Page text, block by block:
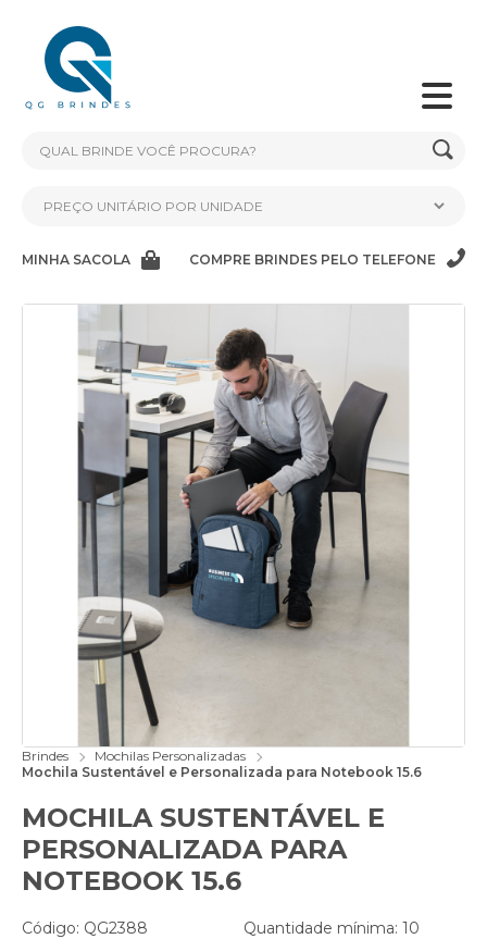
MINHA SACOLA COMPRE BRINDES PELO TELEFONE
Brindes
Mochilas Personalizadas
Mochila Sustentável e Personalizada para Notebook 15.6
MOCHILA SUSTENTÁVEL E
PERSONALIZADA PARA
NOTEBOOK 15.6
Código: QG2388 Quantidade mínima: 10